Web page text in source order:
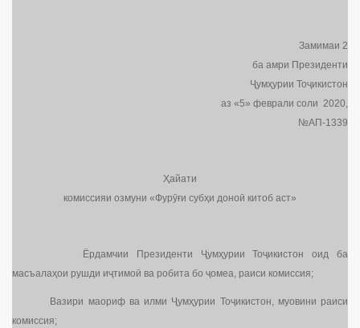
Замимаи 2
ба амри Президенти
Ҷумҳурии Тоҷикистон
аз «5» феврали соли 2020,
№АП-1339
Ҳайати
комиссияи озмуни «Фурӯғи субҳи доноӣ китоб аст»
Ёрдамчии Президенти Ҷумҳурии Тоҷикистон оид ба
масъалаҳои рушди иҷтимоӣ ва робита бо ҷомеа, раиси комиссия;
Вазири маориф ва илми Ҷумҳурии Тоҷикистон, муовини раиси
комиссия;